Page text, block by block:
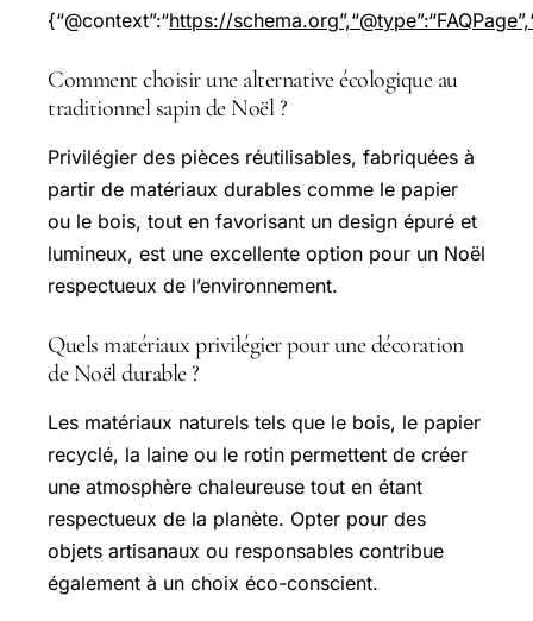
{“@context”:“https://
Comment choisir une alternative écologique au
traditionnel sapin de Noël ?
Privilégier des pièces réutilisables, fabriquées à
partir de matériaux durables comme le papier
ou le bois, tout en favorisant un design épuré et
lumineux, est une excellente option pour un Noël
respectueux de l’environnement.
Quels matériaux privilégier pour une décoration
de Noël durable ?
Les matériaux naturels tels que le bois, le papier
recyclé, la laine ou le rotin permettent de créer
une atmosphère chaleureuse tout en étant
respectueux de la planète. Opter pour des
objets artisanaux ou responsables contribue
également à un choix éco-conscient.